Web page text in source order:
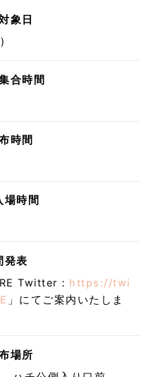
象日
合時間
時間
場時間
発表
Twitter： https://twi
」にてご案内いたしま
場所